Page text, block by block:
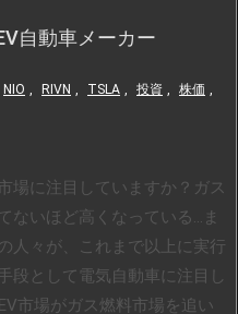
自動車メーカー
NIO , RIVN , TSLA , 投資 , 株価 ,
場に注目していますか？ ガス
ないほど高くなっている… ま
人々が、これまで以上に実行
段として電気自動車に注目し
EV市場がガス燃料市場を追い